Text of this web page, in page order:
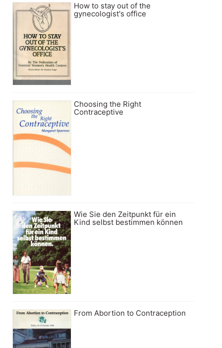
How to stay out of the
gynecologist's office
Choosing the Right
Contraceptive
Wie Sie den Zeitpunkt für ein
Kind selbst bestimmen können
From Abortion to Contraception